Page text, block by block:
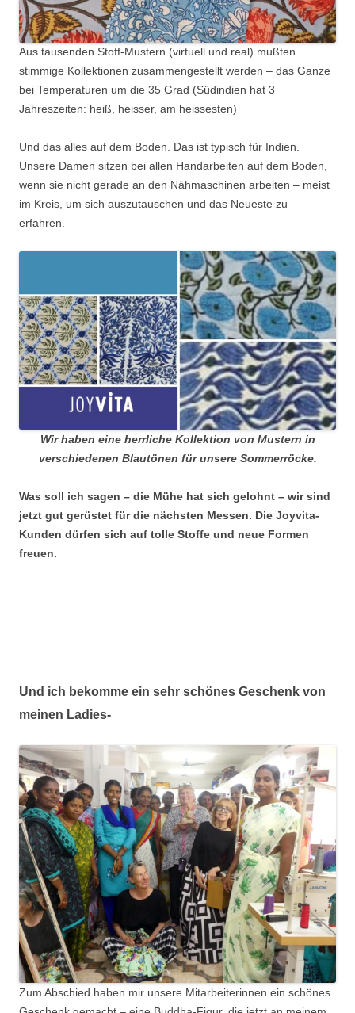
Aus tausenden Stoff-Mustern (virtuell und real) mußten
stimmige Kollektionen zusammengestellt werden – das Ganze
bei Temperaturen um die 35 Grad (Südindien hat 3
Jahreszeiten: heiß, heisser, am heissesten)
Und das alles auf dem Boden. Das ist typisch für Indien.
Unsere Damen sitzen bei allen Handarbeiten auf dem Boden,
wenn sie nicht gerade an den Nähmaschinen arbeiten – meist
im Kreis, um sich auszutauschen und das Neueste zu
erfahren.
Wir haben eine herrliche Kollektion von Mustern in
verschiedenen Blautönen für unsere Sommerröcke.
Was soll ich sagen – die Mühe hat sich gelohnt – wir sind
jetzt gut gerüstet für die nächsten Messen. Die Joyvita-
Kunden dürfen sich auf tolle Stoffe und neue Formen
freuen.
Und ich bekomme ein sehr schönes Geschenk von
meinen Ladies-
Zum Abschied haben mir unsere Mitarbeiterinnen ein schönes